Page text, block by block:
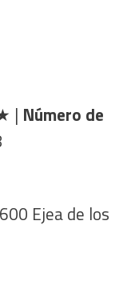
| Número de
Ejea de los